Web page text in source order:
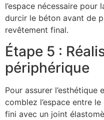
l’espace nécessaire pour
durcir le béton avant de
revêtement final.
Étape 5 :
périphérique
Pour assurer
comblez l’espace entre
fini avec un joint